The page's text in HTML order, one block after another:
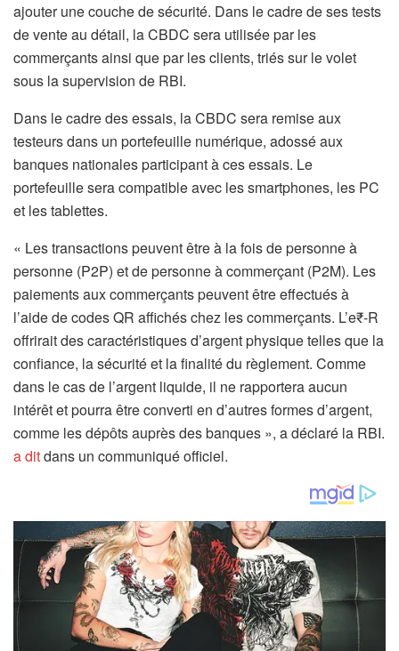
ajouter une couche de sécurité. Dans le cadre de ses tests
de vente au détail, la CBDC sera utilisée par les
commerçants ainsi que par les clients, triés sur le volet
sous la supervision de RBI.
Dans le cadre des essais, la CBDC sera remise aux
testeurs dans un portefeuille numérique, adossé aux
banques nationales participant à ces essais. Le
portefeuille sera compatible avec les smartphones, les PC
et les tablettes.
« Les transactions peuvent être à la fois de personne à
personne (P2P) et de personne à commerçant (P2M). Les
paiements aux commerçants peuvent être effectués à
l’aide de codes QR affichés chez les commerçants. L’e₹-R
offrirait des caractéristiques d’argent physique telles que la
confiance, la sécurité et la finalité du règlement. Comme
dans le cas de l’argent liquide, il ne rapportera aucun
intérêt et pourra être converti en d’autres formes d’argent,
comme les dépôts auprès des banques », a déclaré la RBI.
a ditdans un communiqué officiel.